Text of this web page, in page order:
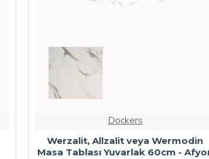
Dockers
Wermodin Masa Tablası Dalgalı Kare
67x67 cm - Karacabey Mermer